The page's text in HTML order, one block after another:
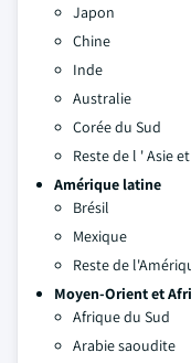
Japon
Chine
Inde
Australie
Corée du Sud
Reste de l ' Asie
Amérique latine
Brésil
Mexique
Reste de
Moyen-Orient et
Afrique du Sud
Arabie saoudite